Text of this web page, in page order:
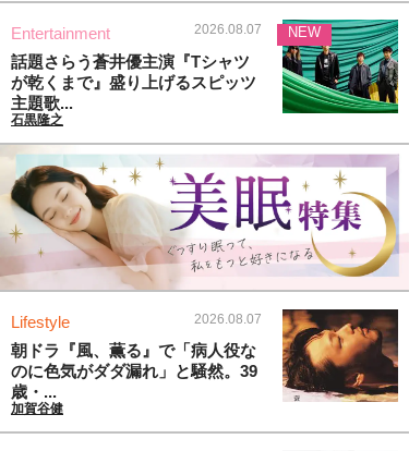
Entertainment 2026.08.07
話題さらう蒼井優主演『Tシャツ
が乾くまで』盛り上げるスピッツ
主題歌...
石黒隆之
NEW
Lifestyle 2026.08.07
朝ドラ『風、薫る』で「病人役な
のに色気がダダ漏れ」と騒然。39
歳・...
加賀谷健